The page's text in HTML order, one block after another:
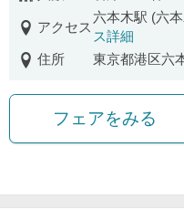
アクセス
六本木駅 (六
ス詳細
住所
東京都港区六
フェアをみる